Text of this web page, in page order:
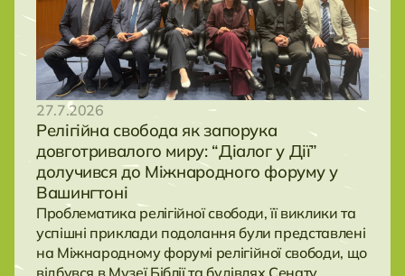
27.7.2026
Релігійна свобода як запорука
довготривалого миру: “Діалог у Дії”
долучився до Міжнародного форуму у
Вашингтоні
Проблематика релігійної свободи, її виклики та
успішні приклади подолання були представлені
на Міжнародному форумі релігійної свободи, що
відбувся в Музеї Біблії та будівлях Сенату